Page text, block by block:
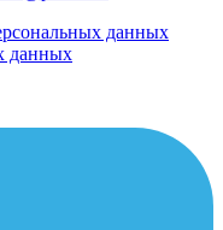
данных
данных